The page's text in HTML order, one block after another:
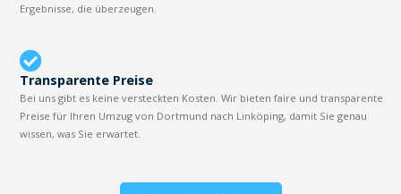
Ergebnisse, die überzeugen.
Transparente Preise
Bei uns gibt es keine versteckten Kosten. Wir bieten faire und transparente
Preise für Ihren Umzug von Dortmund nach Linköping, damit Sie genau
wissen, was Sie erwartet.